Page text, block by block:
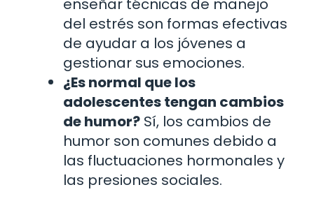
del estrés son formas efectivas
de ayudar a los jóvenes a
gestionar sus emociones.
¿Es normal que los
adolescentes tengan cambios
de humor? Sí, los cambios de
humor son comunes debido a
las fluctuaciones hormonales y
las presiones sociales.